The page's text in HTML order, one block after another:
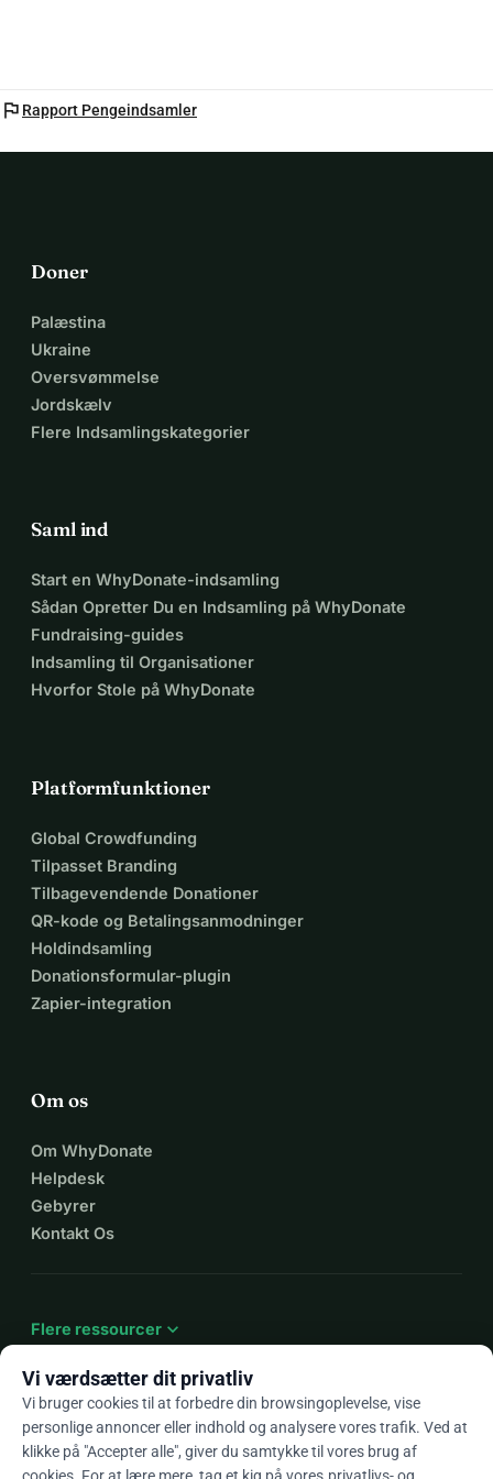
flag Rapport Pengeindsamler
Doner
Palæstina
Ukraine
Oversvømmelse
Jordskælv
Flere Indsamlingskategorier
Saml ind
Start en WhyDonate-indsamling
Sådan Opretter Du en Indsamling på WhyDonate
Fundraising-guides
Indsamling til Organisationer
Hvorfor Stole på WhyDonate
Platformfunktioner
Global Crowdfunding
Tilpasset Branding
Tilbagevendende Donationer
QR-kode og Betalingsanmodninger
Holdindsamling
Donationsformular-plugin
Zapier-integration
Om os
Om WhyDonate
Helpdesk
Gebyrer
Kontakt Os
Flere ressourcer expand_more
Daarrow_drop_down
Vi værdsætter dit privatliv
Vi bruger cookies til at forbedre din browsingoplevelse, vise
personlige annoncer eller indhold og analysere vores trafik. Ved at
klikke på "Accepter alle", giver du samtykke til vores brug af